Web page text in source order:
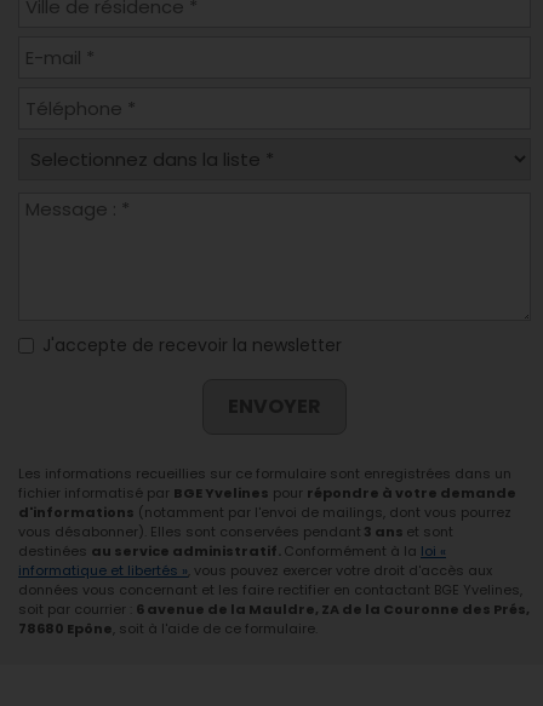
J'accepte de recevoir la newsletter
Les informations recueillies sur ce formulaire sont enregistrées dans un
fichier informatisé par BGE Yvelines pour répondre à votre demande
d'informations (notamment par l'envoi de mailings, dont vous pourrez
vous désabonner). Elles sont conservées pendant 3 ans et sont
destinées au service administratif. Conformément à la loi «
informatique et libertés » , vous pouvez exercer votre droit d'accès aux
données vous concernant et les faire rectifier en contactant BGE Yvelines,
soit par courrier :
6 avenue de la Mauldre, ZA de la Couronne des Prés,
78680 Epône , soit à l'aide de ce formulaire.